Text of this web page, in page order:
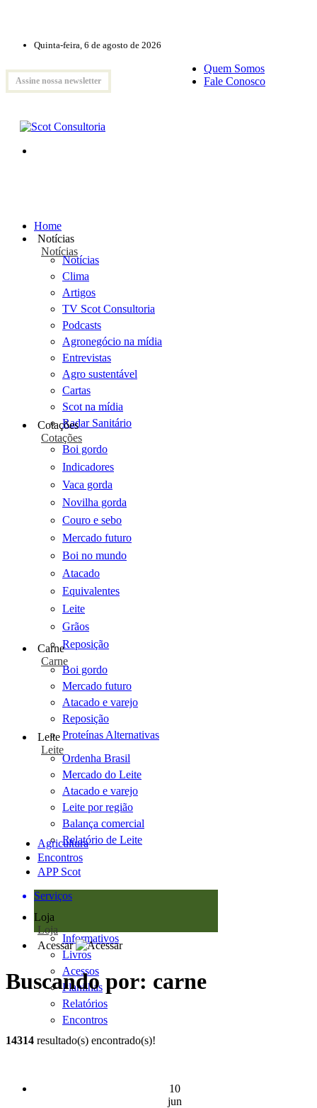
Quinta-feira, 6 de agosto de 2026
Assine nossa newsletter
Quem Somos
Fale Conosco
Home
Notícias
Notícias
Notícias
Clima
Artigos
TV Scot Consultoria
Podcasts
Agronegócio na mídia
Entrevistas
Agro sustentável
Cartas
Scot na mídia
Radar Sanitário
Cotações
Cotações
Boi gordo
Indicadores
Vaca gorda
Novilha gorda
Couro e sebo
Mercado futuro
Boi no mundo
Atacado
Equivalentes
Leite
Grãos
Reposição
Carne
Carne
Boi gordo
Mercado futuro
Atacado e varejo
Reposição
Proteínas Alternativas
Leite
Leite
Ordenha Brasil
Mercado do Leite
Atacado e varejo
Leite por região
Balança comercial
Relatório de Leite
Agricultura
Encontros
APP Scot
Serviços
Loja
Loja
Informativos
Livros
Acessos
Planilhas
Relatórios
Encontros
Acessar
Buscando por: carne
14314 resultado(s) encontrado(s)!
10
jun